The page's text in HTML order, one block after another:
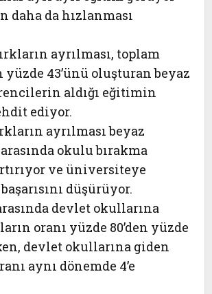
daha da hızlanması
ayrılması, toplam
43’ünü oluşturan beyaz
aldığı eğitimin
ediyor.
ayrılması beyaz
okulu bırakma
ve üniversiteye
düşürüyor.
devlet okullarına
oranı yüzde 80’den yüzde
devlet okullarına giden
aynı dönemde 4’e